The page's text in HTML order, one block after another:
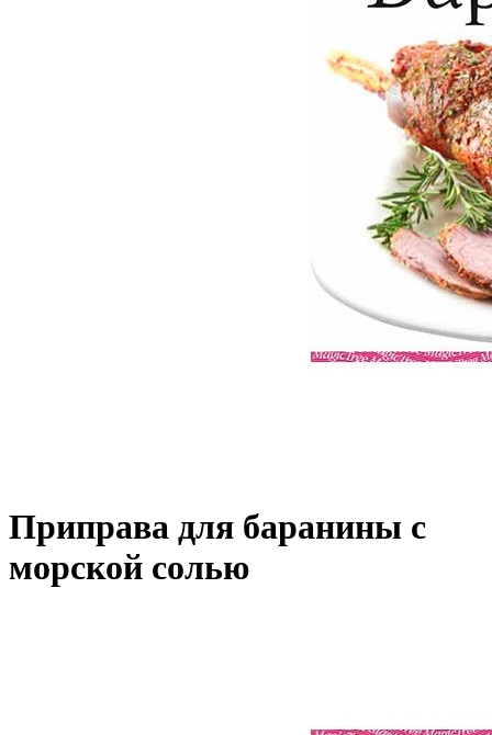
Приправа для баранины с
морской солью